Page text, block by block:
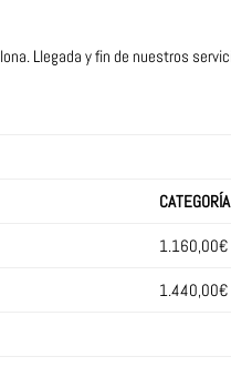
Llegada y fin de nuestros
1.160,00€
1.440,00€